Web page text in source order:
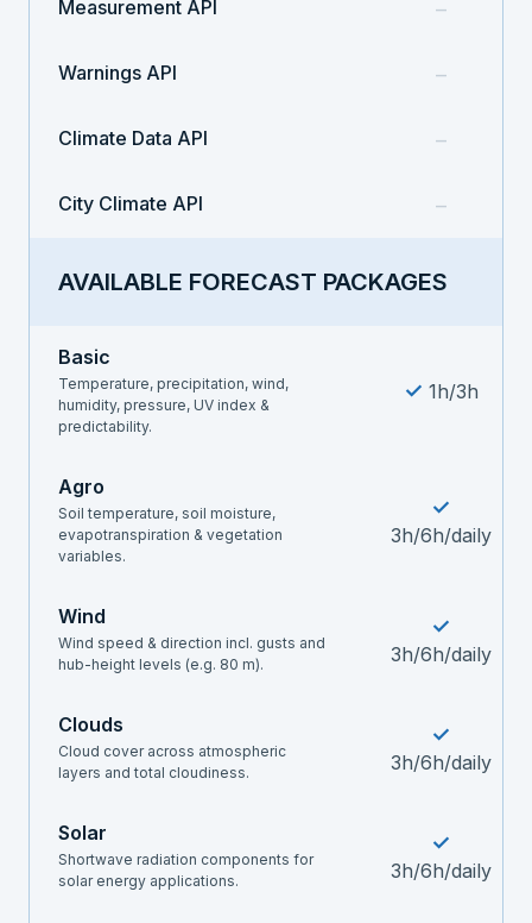
Measurement API –
Warnings API –
Climate Data API –
City Climate API –
AVAILABLE FORECAST PACKAGES
Basic
Temperature, precipitation, wind,
humidity, pressure, UV index &
predictability.
✓ 1h/3h
Agro
Soil temperature, soil moisture,
evapotranspiration & vegetation
variables.
✓
3h/6h/daily
Wind
Wind speed & direction incl. gusts and
hub-height levels (e.g. 80 m).
✓
3h/6h/daily
Clouds
Cloud cover across atmospheric
layers and total cloudiness.
✓
3h/6h/daily
Solar
Shortwave radiation components for
solar energy applications.
✓
3h/6h/daily